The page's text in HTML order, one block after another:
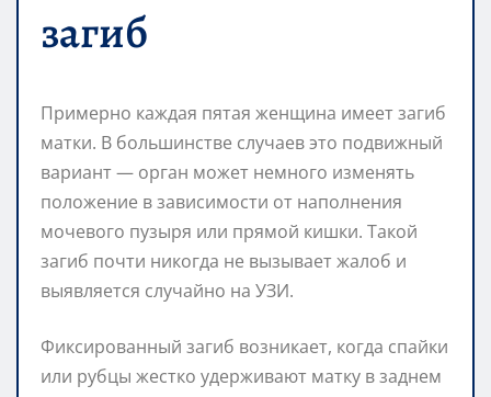
загиб
Примерно каждая пятая женщина имеет загиб
матки. В большинстве случаев это подвижный
вариант — орган может немного изменять
положение в зависимости от наполнения
мочевого пузыря или прямой кишки. Такой
загиб почти никогда не вызывает жалоб и
выявляется случайно на УЗИ.
Фиксированный загиб возникает, когда спайки
или рубцы жестко удерживают матку в заднем